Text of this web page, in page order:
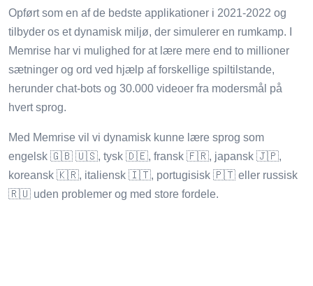
Opført som en af ​​de bedste applikationer i 2021-2022 og
tilbyder os et dynamisk miljø, der simulerer en rumkamp. I
Memrise har vi mulighed for at lære mere end to millioner
sætninger og ord ved hjælp af forskellige spiltilstande,
herunder chat-bots og 30.000 videoer fra modersmål på
hvert sprog.
Med Memrise vil vi dynamisk kunne lære sprog som
engelsk 🇬🇧 🇺🇸, tysk 🇩🇪, fransk 🇫🇷, japansk 🇯🇵,
koreansk 🇰🇷, italiensk 🇮🇹, portugisisk 🇵🇹 eller russisk
🇷🇺 uden problemer og med store fordele.